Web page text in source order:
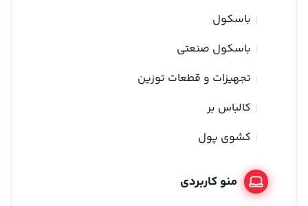
باسکول
باسکول صنعتی
تجهیزات و قطعات توزین
کالباس بر
کشوی پول
منو کاربردی